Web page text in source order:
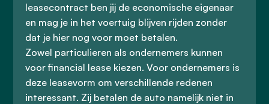
leasecontract ben jij de economische eigenaar
en mag je in het voertuig blijven rijden zonder
dat je hier nog voor moet betalen.
Zowel particulieren als ondernemers kunnen
voor financial lease kiezen. Voor ondernemers is
deze leasevorm om verschillende redenen
interessant. Zij betalen de auto namelijk niet in